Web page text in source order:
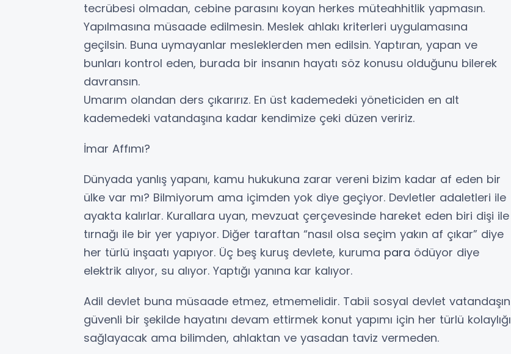
tecrübesi olmadan, cebine parasını koyan herkes müteahhitlik yapmasın.
Yapılmasına müsaade edilmesin. Meslek ahlakı kriterleri uygulamasına
geçilsin. Buna uymayanlar mesleklerden men edilsin. Yaptıran, yapan ve
bunları kontrol eden, burada bir insanın hayatı söz konusu olduğunu bilerek
davransın.
Umarım olandan ders çıkarırız. En üst kademedeki yöneticiden en alt
kademedeki vatandaşına kadar kendimize çeki düzen veririz.
İmar Affımı?
Dünyada yanlış yapanı, kamu hukukuna zarar vereni bizim kadar af eden bir
ülke var mı? Bilmiyorum ama içimden yok diye geçiyor. Devletler adaletleri ile
ayakta kalırlar. Kurallara uyan, mevzuat çerçevesinde hareket eden biri dişi ile
tırnağı ile bir yer yapıyor. Diğer taraftan “nasıl olsa seçim yakın af çıkar” diye
her türlü inşaatı yapıyor. Üç beş kuruş devlete, kuruma para ödüyor diye
elektrik alıyor, su alıyor. Yaptığı yanına kar kalıyor.
Adil devlet buna müsaade etmez, etmemelidir. Tabii sosyal devlet vatandaşın
güvenli bir şekilde hayatını devam ettirmek konut yapımı için her türlü kolaylığı
sağlayacak ama bilimden, ahlaktan ve yasadan taviz vermeden.